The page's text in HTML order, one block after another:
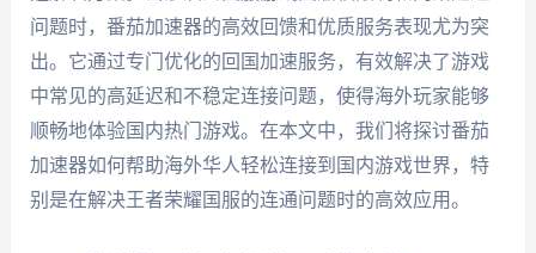
问题时，番茄加速器的高效回馈和优质服务表现尤为突
出。它通过专门优化的回国加速服务，有效解决了游戏
中常见的高延迟和不稳定连接问题，使得海外玩家能够
顺畅地体验国内热门游戏。在本文中，我们将探讨番茄
加速器如何帮助海外华人轻松连接到国内游戏世界，特
别是在解决王者荣耀国服的连通问题时的高效应用。